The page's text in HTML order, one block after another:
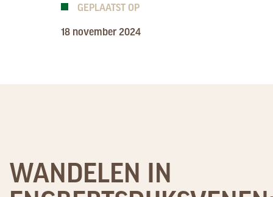
GEPLAATST OP
18 november 2024
WANDELEN IN